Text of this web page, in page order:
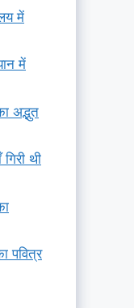
में
में
अद्भुत
थी
पवित्र